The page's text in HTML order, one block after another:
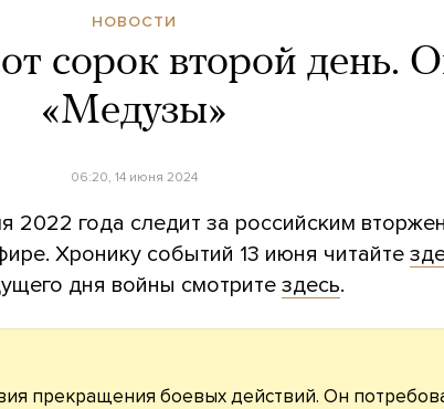
НОВОСТИ
сорок второй день.
«Медузы»
06:20, 14 июня 2024
2022 года следит за российским
Хронику событий 13 июня читайте
дня войны смотрите здесь.
прекращения боевых действий. Он